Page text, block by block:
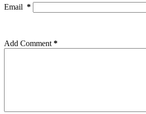
Email *
Add Comment *